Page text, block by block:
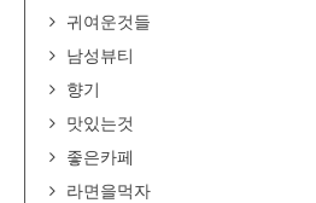
귀여운것들
남성뷰티
향기
맛있는것
좋은카페
라면을먹자